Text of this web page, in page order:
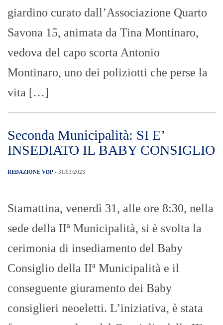
giardino curato dall’Associazione Quarto
Savona 15, animata da Tina Montinaro,
vedova del capo scorta Antonio
Montinaro, uno dei poliziotti che perse la
vita […]
Seconda Municipalità: SI E’
INSEDIATO IL BABY CONSIGLIO
REDAZIONE VDP - 31/03/2023
Stamattina, venerdì 31, alle ore 8:30, nella
sede della IIª Municipalità, si è svolta la
cerimonia di insediamento del Baby
Consiglio della IIª Municipalità e il
conseguente giuramento dei Baby
consiglieri neoeletti. L’iniziativa, è stata